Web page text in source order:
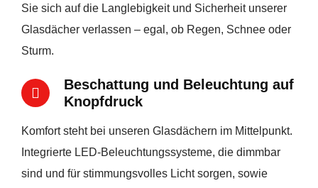
Sie sich auf die Langlebigkeit und Sicherheit unserer
Glasdächer verlassen – egal, ob Regen, Schnee oder
Sturm.
Beschattung und Beleuchtung auf
Knopfdruck
Komfort steht bei unseren Glasdächern im Mittelpunkt.
Integrierte LED-Beleuchtungssysteme, die dimmbar
sind und für stimmungsvolles Licht sorgen, sowie